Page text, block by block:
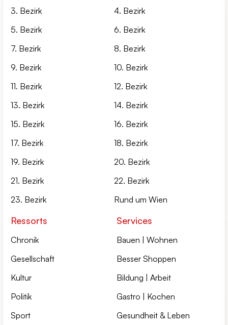
3. Bezirk
4. Bezirk
5. Bezirk
6. Bezirk
7. Bezirk
8. Bezirk
9. Bezirk
10. Bezirk
11. Bezirk
12. Bezirk
13. Bezirk
14. Bezirk
15. Bezirk
16. Bezirk
17. Bezirk
18. Bezirk
19. Bezirk
20. Bezirk
21. Bezirk
22. Bezirk
23. Bezirk
Rund um Wien
Ressorts
Chronik
Gesellschaft
Kultur
Politik
Sport
Services
Bauen | Wohnen
Besser Shoppen
Bildung | Arbeit
Gastro | Kochen
Gesundheit & Leben